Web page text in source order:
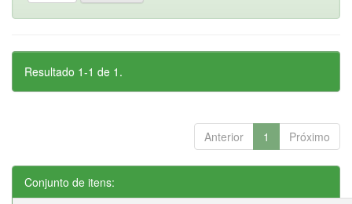
Resultado 1-1 de 1.
Anterior 1 Próximo
Conjunto de itens: